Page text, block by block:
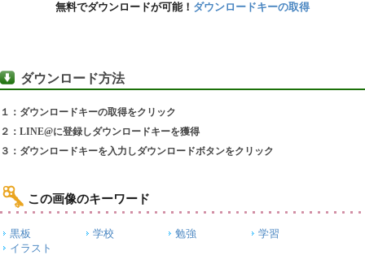
無料でダウンロードが可能！ ダウンロードキーの取得
ダウンロード方法
１：ダウンロードキーの取得をクリック
２：LINE@に登録しダウンロードキーを獲得
３：ダウンロードキーを入力しダウンロードボタンをクリック
この画像のキーワード
黒板 学校 勉強
学習
イラスト